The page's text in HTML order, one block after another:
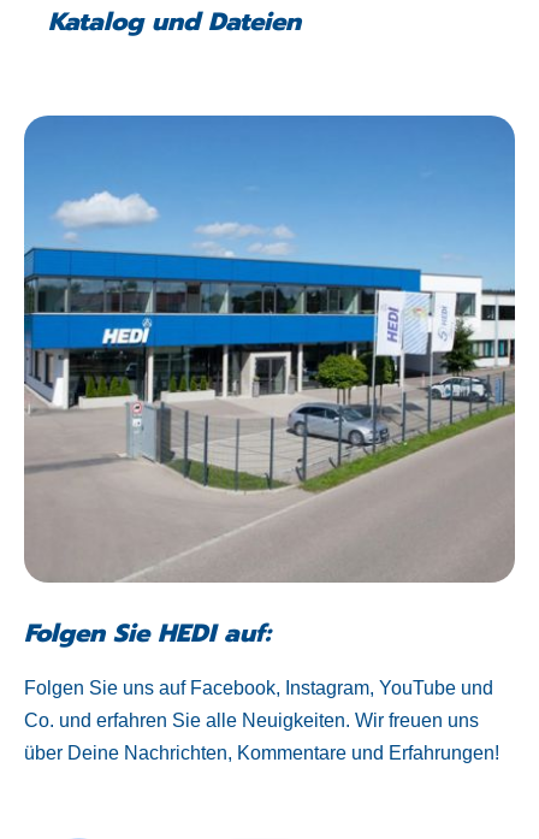
Katalog und Dateien
Folgen Sie HEDI auf:
Folgen Sie uns auf Facebook, Instagram, YouTube und
Co. und erfahren Sie alle Neuigkeiten. Wir freuen uns
über Deine Nachrichten, Kommentare und Erfahrungen!